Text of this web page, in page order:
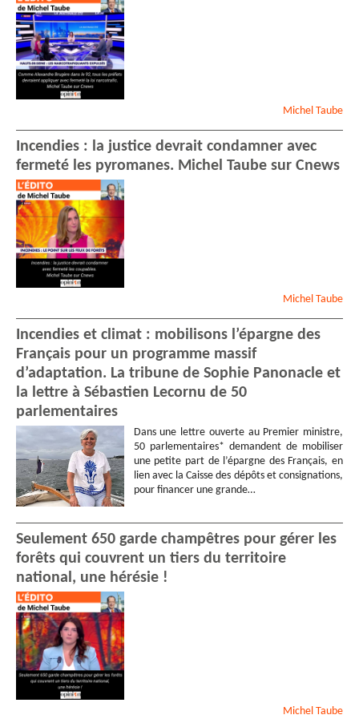
Michel Taube
Incendies : la justice devrait condamner avec
fermeté les pyromanes. Michel Taube sur Cnews
Michel Taube
Incendies et climat : mobilisons l’épargne des
Français pour un programme massif
d’adaptation. La tribune de Sophie Panonacle et
la lettre à Sébastien Lecornu de 50
parlementaires
Dans une lettre ouverte au Premier ministre,
50 parlementaires* demandent de mobiliser
une petite part de l’épargne des Français, en
lien avec la Caisse des dépôts et consignations,
pour financer une grande…
Seulement 650 garde champêtres pour gérer les
forêts qui couvrent un tiers du territoire
national, une hérésie !
Michel Taube